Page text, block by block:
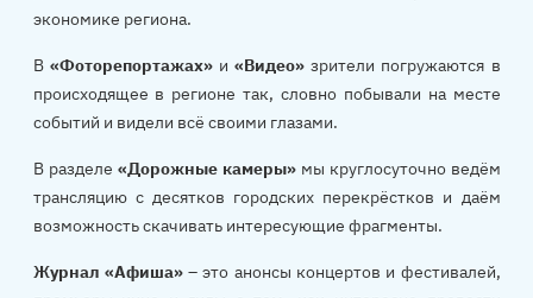
экономике региона.
В «Фоторепортажах»и«Видео» зрители погружаются в
происходящее в регионе так, словно побывали на месте
событий и видели всё своими глазами.
В разделе «Дорожные камеры»мы круглосуточно ведём
трансляцию с десятков городских перекрёстков и даём
возможность скачивать интересующие фрагменты.
Журнал «Афиша»– это анонсы концертов и фестивалей,